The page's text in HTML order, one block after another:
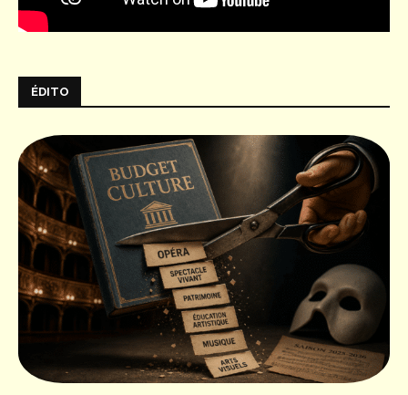
ÉDITO